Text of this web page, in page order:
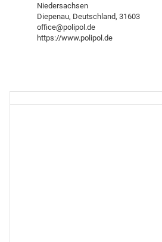
Niedersachsen
Diepenau, Deutschland, 31603
office@polipol.de
https://www.polipol.de